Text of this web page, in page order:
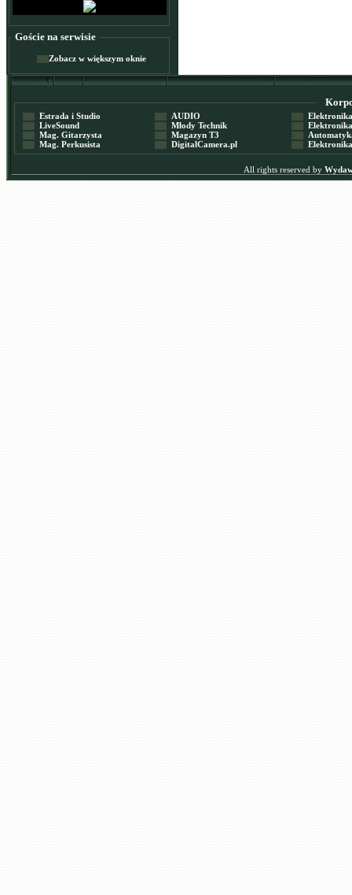
Goście na serwisie
Zobacz w większym oknie
Estrada i Studio
LiveSound
Mag. Gitarzysta
Mag. Perkusista
AUDIO
Młody Technik
Magazyn T3
DigitalCamera.pl
Elektronika
Elektronika
Automatyka
Elektronika
All rights reserved by